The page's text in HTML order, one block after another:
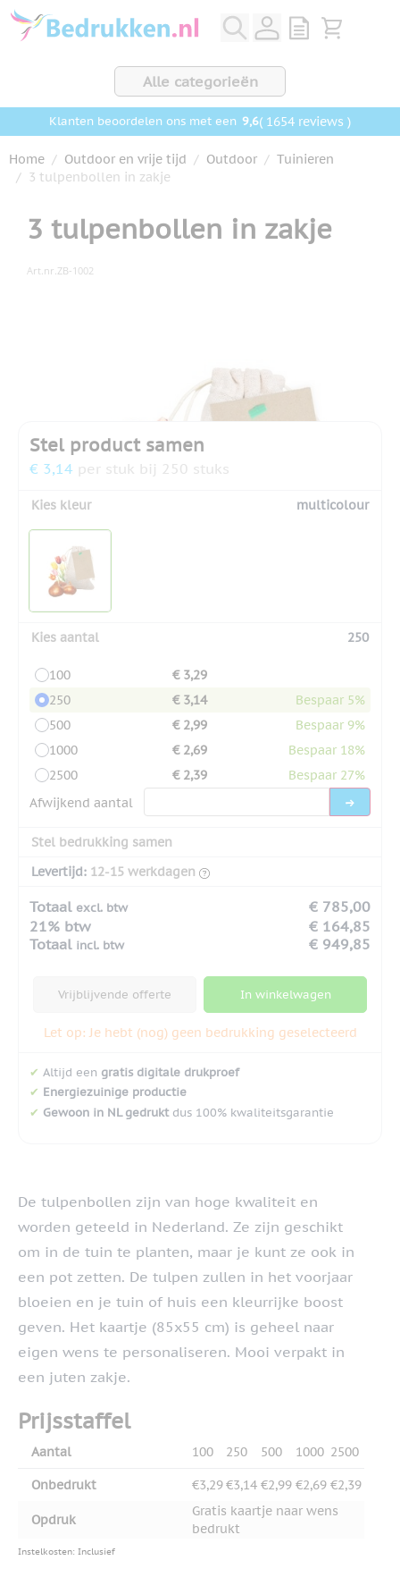
Ga naar de inhoud
View quote,
Bekijk
Alle categorieën
Klanten beoordelen ons met een 9,6( 1654 reviews )
Home / Outdoor en vrije tijd / Outdoor / Tuinieren
/ 3 tulpenbollen in zakje
3 tulpenbollen in zakje
Art.nr. ZB-1002
Stel product samen
€ 3,14 per stuk bij 250 stuks
Kies kleur multicolour
Kies aantal 250
100
€ 3,29
250
€ 3,14
Bespaar 5%
500
€ 2,99
Bespaar 9%
1000
€ 2,69
Bespaar 18%
2500
€ 2,39
Bespaar 27%
Afwijkend aantal
Stel bedrukking samen
Levertijd: 12-15 werkdagen
Totaal excl. btw
€ 785,00
21% btw
€ 164,85
Totaal incl. btw € 949,85
Vrijblijvende offerte In winkelwagen
Let op: Je hebt (nog) geen bedrukking geselecteerd
✔ Altijd een gratis digitale drukproef
✔ Energiezuinige productie
✔ Gewoon in NL gedruktdus 100% kwaliteitsgarantie
De tulpenbollen zijn van hoge kwaliteit en
worden geteeld in Nederland. Ze zijn geschikt
om in de tuin te planten, maar je kunt ze ook in
een pot zetten. De tulpen zullen in het voorjaar
bloeien en je tuin of huis een kleurrijke boost
geven. Het kaartje (85x55 cm) is geheel naar
eigen wens te personaliseren. Mooi verpakt in
een juten zakje.
Prijsstaffel
Aantal 100 250 500 1000 2500
Onbedrukt €3,29€3,14 €2,99 €2,69 €2,39
Opdruk
Gratis kaartje naar wens
bedrukt
Instelkosten: Inclusief